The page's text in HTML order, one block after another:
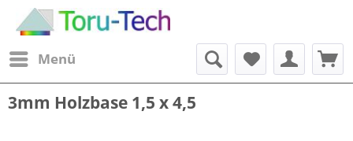
Menü
3mm Holzbase 1,5 x 4,5